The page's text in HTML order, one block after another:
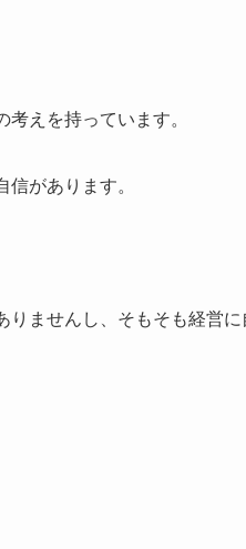
えを持っています。
があります。
ませんし、そもそも経営に